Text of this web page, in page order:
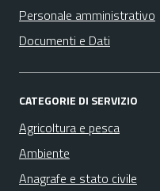
Personale amministrativo
Documenti e Dati
CATEGORIE DI SERVIZIO
Agricoltura e pesca
Ambiente
Anagrafe e stato civile